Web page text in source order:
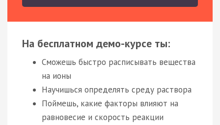
На бесплатном демо-курсе ты:
Сможешь быстро расписывать вещества
на ионы
Научишься определять среду раствора
Поймешь, какие факторы влияют на
равновесие и скорость реакции